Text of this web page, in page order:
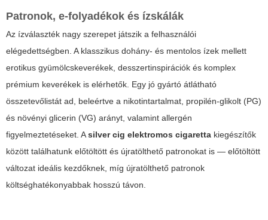
Patronok, e-folyadékok és ízskálák
Az ízválaszték nagy szerepet játszik a felhasználói
elégedettségben. A klasszikus dohány- és mentolos ízek mellett
erotikus gyümölcskeverékek, desszertinspirációk és komplex
prémium keverékek is elérhetők. Egy jó gyártó átlátható
összetevőlistát ad, beleértve a nikotintartalmat, propilén-glikolt (PG)
és növényi glicerin (VG) arányt, valamint allergén
figyelmeztetéseket. Asilver cig elektromos cigaretta kiegészítők
között találhatunk előtöltött és újratölthető patronokat is — előtöltött
változat ideális kezdőknek, míg újratölthető patronok
költséghatékonyabbak hosszú távon.